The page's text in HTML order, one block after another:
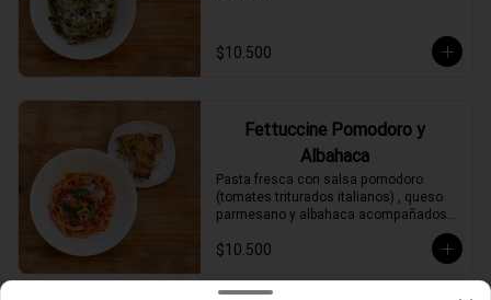
$10.500
Fettuccine Pomodoro y
Albahaca
Pasta fresca con salsa pomodoro
(tomates triturados italianos) , queso
parmesano y albahaca acompañados
$10.500